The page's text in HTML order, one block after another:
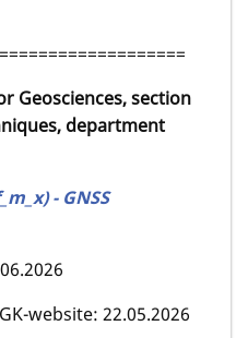
Geosciences, section
department
- GNSS
website: 22.05.2026